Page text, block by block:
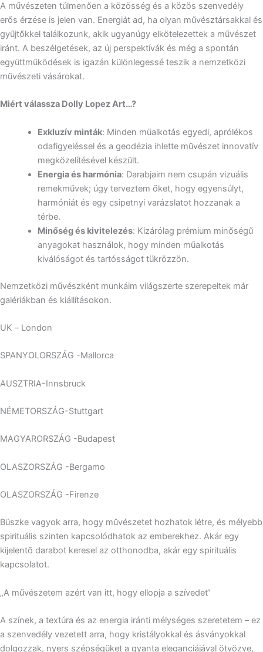
A művészeten túlmenően a közösség és a közös szenvedély
erős érzése is jelen van. Energiát ad, ha olyan művésztársakkal és
gyűjtőkkel találkozunk, akik ugyanúgy elkötelezettek a művészet
iránt. A beszélgetések, az új perspektívák és még a spontán
együttműködések is igazán különlegessé teszik a nemzetközi
művészeti vásárokat.
Miért válassza Dolly Lopez Art…?
Exkluzív minták: Minden műalkotás egyedi, aprólékos
odafigyeléssel és a geodézia ihlette művészet innovatív
megközelítésével készült.
Energia és harmónia: Darabjaim nem csupán vizuális
remekművek; úgy terveztem őket, hogy egyensúlyt,
harmóniát és egy csipetnyi varázslatot hozzanak a
térbe.
Minőség és kivitelezés: Kizárólag prémium minőségű
anyagokat használok, hogy minden műalkotás
kiválóságot és tartósságot tükrözzön.
Nemzetközi művészként munkáim világszerte szerepeltek már
galériákban és kiállításokon.
UK – London
SPANYOLORSZÁG -Mallorca
AUSZTRIA-Innsbruck
NÉMETORSZÁG-Stuttgart
MAGYARORSZÁG -Budapest
OLASZORSZÁG -Bergamo
OLASZORSZÁG -Firenze
Büszke vagyok arra, hogy művészetet hozhatok létre, és mélyebb
spirituális szinten kapcsolódhatok az emberekhez. Akár egy
kijelentő darabot keresel az otthonodba, akár egy spirituális
kapcsolatot.
„A művészetem azért van itt, hogy ellopja a szívedet“
A színek, a textúra és az energia iránti mélységes szeretetem – ez
a szenvedély vezetett arra, hogy kristályokkal és ásványokkal
dolgozzak, nyers szépségüket a gyanta eleganciájával ötvözve,